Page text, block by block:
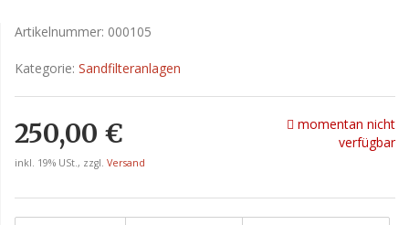
Artikelnummer: 000105
Kategorie: Sandfilteranlagen
250,00 €
inkl. 19% USt., zzgl. Versand
momentan nicht
verfügbar